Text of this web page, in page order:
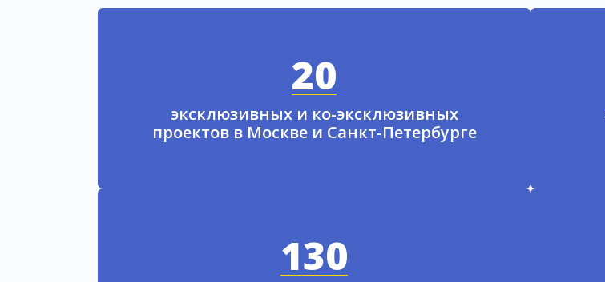
20
эксклюзивных и ко-эксклюзивных
проектов в Москве и Санкт-Петербурге
130